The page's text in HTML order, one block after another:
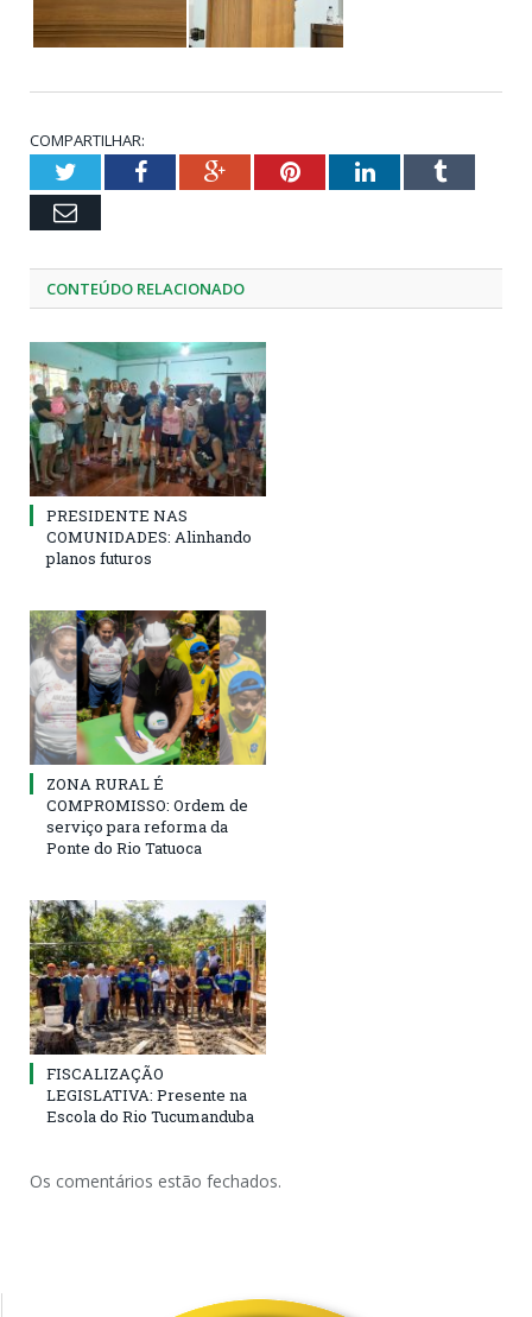
COMPARTILHAR:
TwitterFacebookGoogle+PinterestLinkedInTumblr
Email
CONTEÚDO RELACIONADO
PRESIDENTE NAS
COMUNIDADES: Alinhando
planos futuros
ZONA RURAL É
COMPROMISSO: Ordem de
serviço para reforma da
Ponte do Rio Tatuoca
FISCALIZAÇÃO
LEGISLATIVA: Presente na
Escola do Rio Tucumanduba
Os comentários estão fechados.